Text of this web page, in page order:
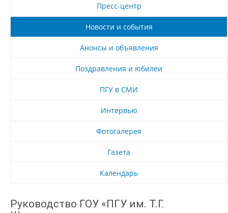
Пресс-центр
Новости и события
Анонсы и объявления
Поздравления и юбилеи
ПГУ в СМИ
Интервью
Фотогалерея
Газета
Календарь
Руководство ГОУ «ПГУ им. Т.Г.